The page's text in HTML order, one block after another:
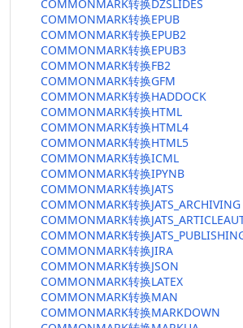
COMMONMARK转换DZSLIDES
COMMONMARK转换EPUB
COMMONMARK转换EPUB2
COMMONMARK转换EPUB3
COMMONMARK转换FB2
COMMONMARK转换GFM
COMMONMARK转换HADDOCK
COMMONMARK转换HTML
COMMONMARK转换HTML4
COMMONMARK转换HTML5
COMMONMARK转换ICML
COMMONMARK转换IPYNB
COMMONMARK转换JATS
COMMONMARK转换JATS_ARCHIVING
COMMONMARK转换
COMMONMARK转换
COMMONMARK转换JIRA
COMMONMARK转换JSON
COMMONMARK转换LATEX
COMMONMARK转换MAN
COMMONMARK转换MARKDOWN